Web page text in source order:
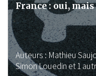
France : oui,
Auteurs :Mathieu
Simon Louedinet 1